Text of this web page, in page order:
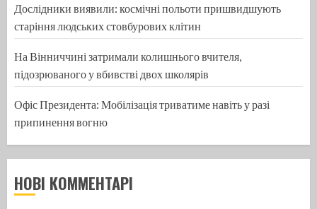
Дослідники виявили: космічні польоти пришвидшують
старіння людських стовбурових клітин
На Вінниччині затримали колишнього вчителя,
підозрюваного у вбивстві двох школярів
Офіс Президента: Мобілізація триватиме навіть у разі
припинення вогню
НОВІ КОММЕНТАРІ